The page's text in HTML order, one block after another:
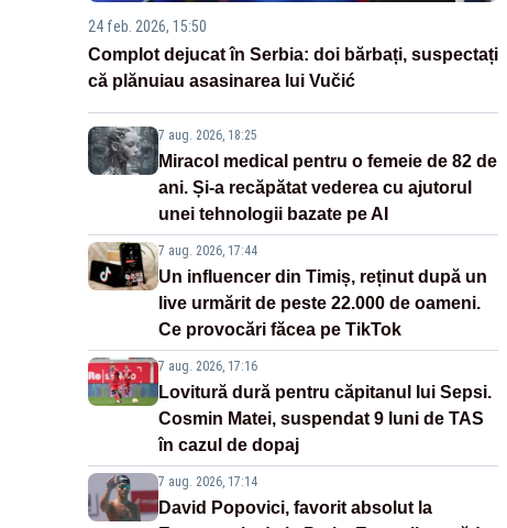
24 feb. 2026, 15:50
Complot dejucat în Serbia: doi bărbați, suspectați
că plănuiau asasinarea lui Vučić
7 aug. 2026, 18:25
Miracol medical pentru o femeie de 82 de
ani. Și-a recăpătat vederea cu ajutorul
unei tehnologii bazate pe AI
7 aug. 2026, 17:44
Un influencer din Timiș, reținut după un
live urmărit de peste 22.000 de oameni.
Ce provocări făcea pe TikTok
7 aug. 2026, 17:16
Lovitură dură pentru căpitanul lui Sepsi.
Cosmin Matei, suspendat 9 luni de TAS
în cazul de dopaj
7 aug. 2026, 17:14
David Popovici, favorit absolut la